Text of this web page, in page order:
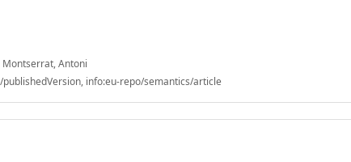
Montserrat, Antoni
info:eu-repo/semantics/article